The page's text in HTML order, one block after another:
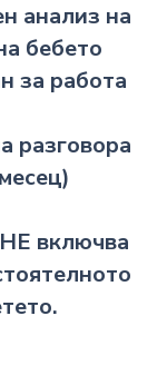
анализ на
бебето
за работа
разговора
включва